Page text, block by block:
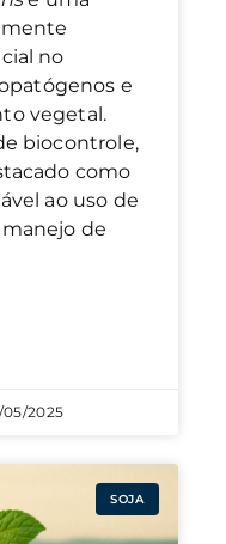
no
e
vegetal.
biocontrole,
como
ao uso de
de
05/2025
SOJA